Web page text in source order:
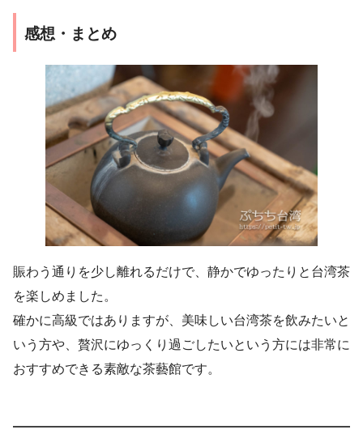
感想・まとめ
賑わう通りを少し離れるだけで、静かでゆったりと台湾茶
を楽しめました。
確かに高級ではありますが、美味しい台湾茶を飲みたいと
いう方や、贅沢にゆっくり過ごしたいという方には非常に
おすすめできる素敵な茶藝館です。